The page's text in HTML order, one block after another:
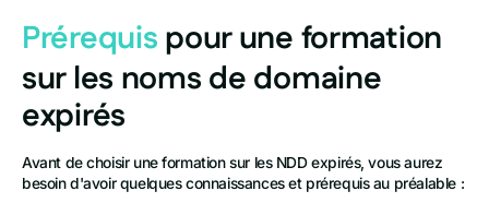
Prérequispour une formation
sur les noms de domaine
expirés
Avant de choisir une formation sur les NDD expirés, vous aurez
besoin d'avoir quelques connaissances et prérequis au préalable :